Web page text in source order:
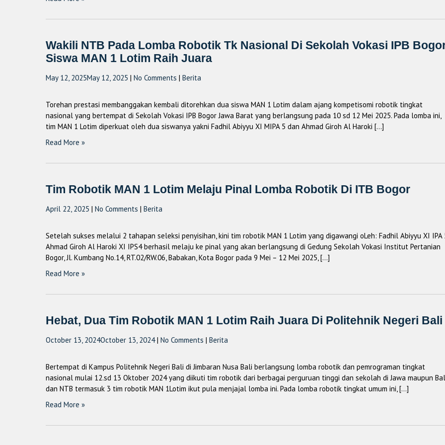
Wakili NTB Pada Lomba Robotik Tk Nasional Di Sekolah Vokasi IPB
Siswa MAN 1 Lotim Raih Juara
May 12, 2025May 12, 2025 | No Comments | Berita
Torehan prestasi membanggakan kembali ditorehkan dua siswa MAN 1 Lotim dalam ajang kompetisomi robotik tingkat
nasional yang bertempat di Sekolah Vokasi IPB Bogor Jawa Barat yang berlangsung pada 10 sd 12 Mei 2025. Pada lomba ini,
tim MAN 1 Lotim diperkuat oleh dua siswanya yakni Fadhil Abiyyu XI MIPA 5 dan Ahmad Giroh Al Haroki […]
Read More »
Tim Robotik MAN 1 Lotim Melaju Pinal Lomba Robotik Di ITB Bogor
April 22, 2025 | No Comments | Berita
Setelah sukses melalui 2 tahapan seleksi penyisihan, kini tim robotik MAN 1 Lotim yang digawangi oLeh: Fadhil Abiyyu XI IPA
Ahmad Giroh Al Haroki XI IPS4 berhasil melaju ke pinal yang akan berlangsung di Gedung Sekolah Vokasi Institut Pertanian
Bogor, Jl. Kumbang No.14, RT.02/RW.06, Babakan, Kota Bogor pada 9 Mei – 12 Mei 2025, […]
Read More »
Hebat, Dua Tim Robotik MAN 1 Lotim Raih Juara Di Politehnik Negeri Bali
October 13, 2024October 13, 2024 | No Comments | Berita
Bertempat di Kampus Politehnik Negeri Bali di Jimbaran Nusa Bali berlangsung lomba robotik dan pemrograman tingkat
nasional mulai 12.sd 13 Oktober 2024 yang diikuti tim robotik dari berbagai perguruan tinggi dan sekolah di Jawa maupun
dan NTB termasuk 3 tim robotik MAN 1Lotim ikut pula menjajal lomba ini. Pada lomba robotik tingkat umum ini, […]
Read More »